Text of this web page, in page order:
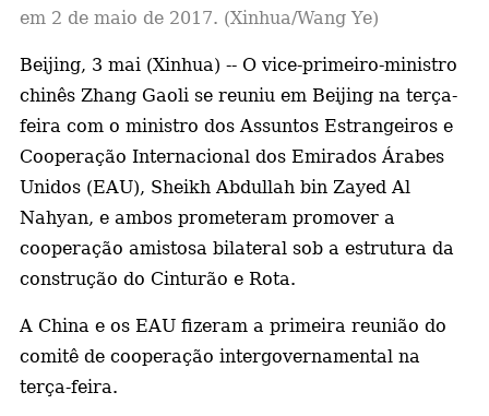
em 2 de maio de 2017. (Xinhua/Wang Ye)
Beijing, 3 mai (Xinhua) -- O vice-primeiro-ministro
chinês Zhang Gaoli se reuniu em Beijing na terça-
feira com o ministro dos Assuntos Estrangeiros e
Cooperação Internacional dos Emirados Árabes
Unidos (EAU), Sheikh Abdullah bin Zayed Al
Nahyan, e ambos prometeram promover a
cooperação amistosa bilateral sob a estrutura da
construção do Cinturão e Rota.
A China e os EAU fizeram a primeira reunião do
comitê de cooperação intergovernamental na
terça-feira.